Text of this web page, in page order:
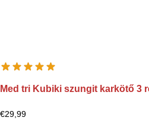
Med tri Kubiki szungit karkötő 3
€29,99